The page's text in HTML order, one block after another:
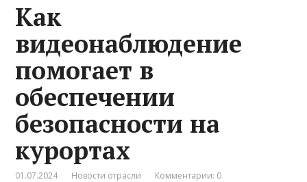
Как
видеонаблюдение
помогает в
обеспечении
безопасности на
курортах
01.07.2024 Новости отрасли Комментарии: 0